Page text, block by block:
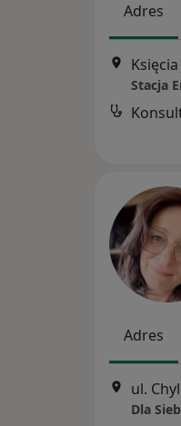
Adres
Stacja
Adres
ul.
Dla